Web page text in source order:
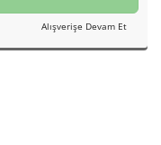
Alışverişe Devam Et